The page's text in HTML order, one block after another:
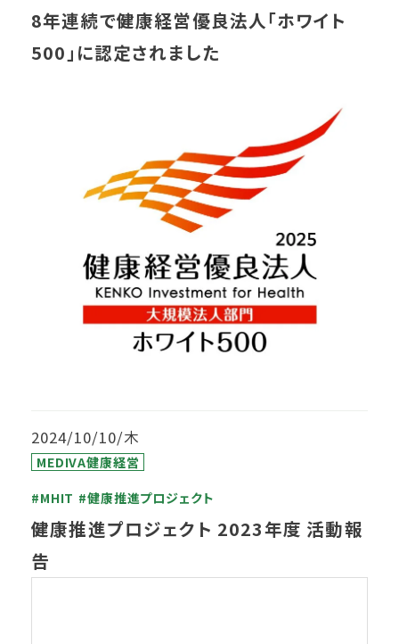
8年連続で健康経営優良法人「ホワイト
500」に認定されました
2024/10/10/木
MEDIVA健康経営
#MHIT #健康推進プロジェクト
健康推進プロジェクト 2023年度 活動報
告